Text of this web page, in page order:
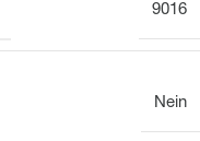
9016
Nein